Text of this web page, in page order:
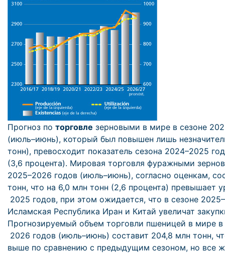
Прогноз по торговле зерновыми в мире в сезоне
(июль–июнь), который был повышен лишь
тонн), превосходит показатель сезона 2024–2025
(3,6 процента). Мировая торговля фуражными
2025–2026 годов (июль–июнь), согласно оценкам,
тонн, что на 6,0 млн тонн (2,6 процента) превышает
2025 годов, при этом ожидается, что в сезоне
Исламская Республика Иран и Китай увеличат
Прогнозируемый объем торговли пшеницей в мире в
2026 годов (июль–июнь) составит 204,8 млн тонн,
выше по сравнению с предыдущим сезоном, но все